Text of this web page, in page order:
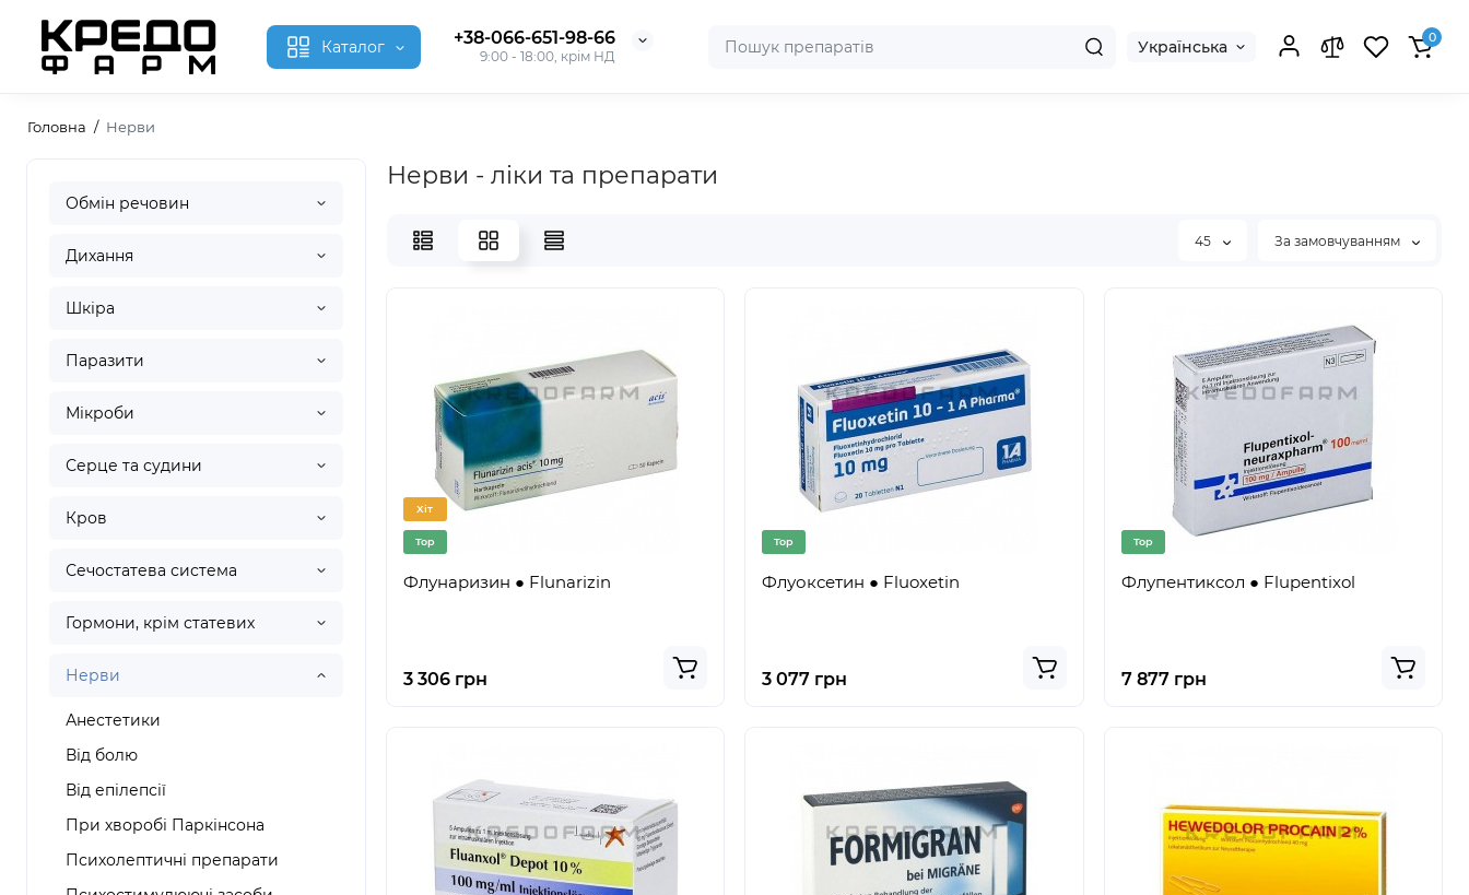
Каталог +38-066-651-98-66
9:00 - 18:00, крім НД Українська 0
Головна Нерви
Обмін речовин
Дихання
Шкіра
Паразити
Мікроби
Серце та судини
Кров
Сечостатева система
Гормони, крім статевих
Нерви
Анестетики
Від болю
Від епілепсії
При хворобі Паркінсона
Психолептичні препарати
Нерви - ліки та препарати
45 За замовчуванням
Хіт
Top
Флунаризин ● Flunarizin
3 306 грн
Top
Флуоксетин ● Fluoxetin
3 077 грн
Top
Флупентиксол ● Flupentixol
7 877 грн